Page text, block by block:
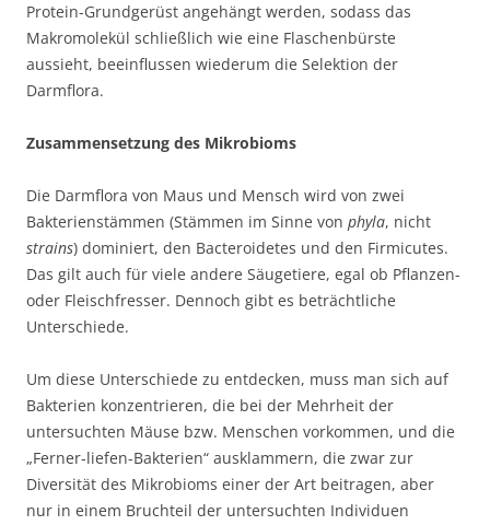
Protein-Grundgerüst angehängt werden, sodass das
Makromolekül schließlich wie eine Flaschenbürste
aussieht, beeinflussen wiederum die Selektion der
Darmflora.
Zusammensetzung des Mikrobioms
Die Darmflora von Maus und Mensch wird von zwei
Bakterienstämmen (Stämmen im Sinne von phyla, nicht
strains) dominiert, den Bacteroidetes und den Firmicutes.
Das gilt auch für viele andere Säugetiere, egal ob Pflanzen-
oder Fleischfresser. Dennoch gibt es beträchtliche
Unterschiede.
Um diese Unterschiede zu entdecken, muss man sich auf
Bakterien konzentrieren, die bei der Mehrheit der
untersuchten Mäuse bzw. Menschen vorkommen, und die
„Ferner-liefen-Bakterien“ ausklammern, die zwar zur
Diversität des Mikrobioms einer der Art beitragen, aber
nur in einem Bruchteil der untersuchten Individuen